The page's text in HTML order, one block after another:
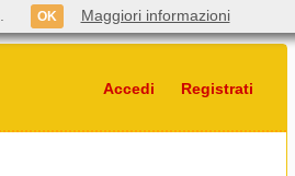
Accedi Registrati
OK Maggiori informazioni